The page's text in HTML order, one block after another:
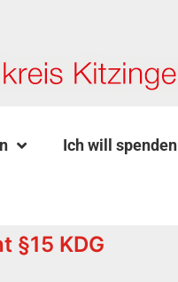
Ich will spenden
§15 KDG